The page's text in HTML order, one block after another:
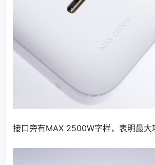
接口旁有MAX 2500W字样，表明最大